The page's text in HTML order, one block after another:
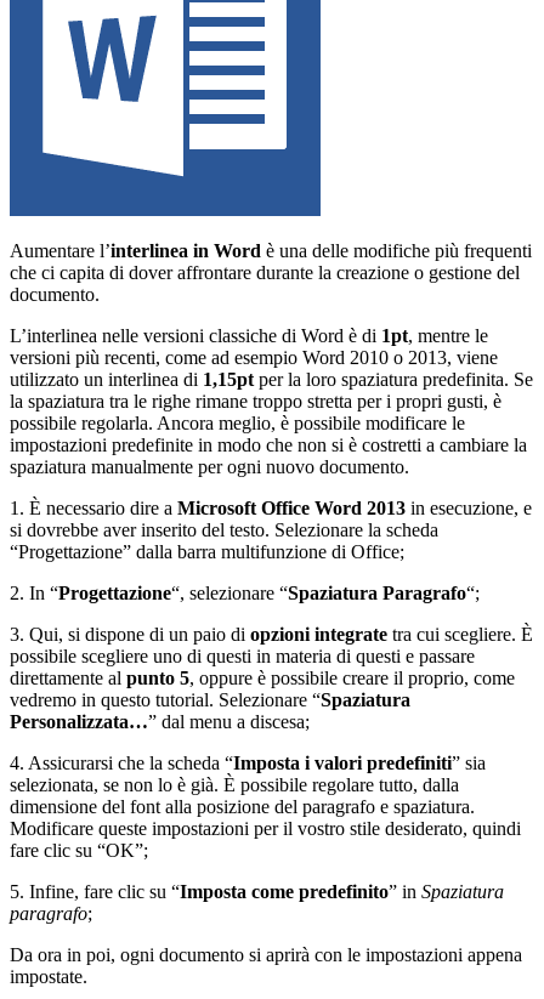
Aumentare l’interlinea in Word è una delle modifiche più frequenti
che ci capita di dover affrontare durante la creazione o gestione del
documento.
L’interlinea nelle versioni classiche di Word è di 1pt, mentre le
versioni più recenti, come ad esempio Word 2010 o 2013, viene
utilizzato un interlinea di 1,15pt per la loro spaziatura predefinita. Se
la spaziatura tra le righe rimane troppo stretta per i propri gusti, è
possibile regolarla. Ancora meglio, è possibile modificare le
impostazioni predefinite in modo che non si è costretti a cambiare la
spaziatura manualmente per ogni nuovo documento.
1. È necessario dire a Microsoft Office Word 2013 in esecuzione, e
si dovrebbe aver inserito del testo. Selezionare la scheda
“Progettazione” dalla barra multifunzione di Office;
2. In “Progettazione“, selezionare “Spaziatura Paragrafo“;
3. Qui, si dispone di un paio di opzioni integrate tra cui scegliere. È
possibile scegliere uno di questi in materia di questi e passare
direttamente al punto 5, oppure è possibile creare il proprio, come
vedremo in questo tutorial. Selezionare “Spaziatura
Personalizzata…” dal menu a discesa;
4. Assicurarsi che la scheda “Imposta i valori predefiniti” sia
selezionata, se non lo è già. È possibile regolare tutto, dalla
dimensione del font alla posizione del paragrafo e spaziatura.
Modificare queste impostazioni per il vostro stile desiderato, quindi
fare clic su “OK”;
5. Infine, fare clic su “Imposta come predefinito” in Spaziatura
paragrafo;
Da ora in poi, ogni documento si aprirà con le impostazioni appena
impostate.